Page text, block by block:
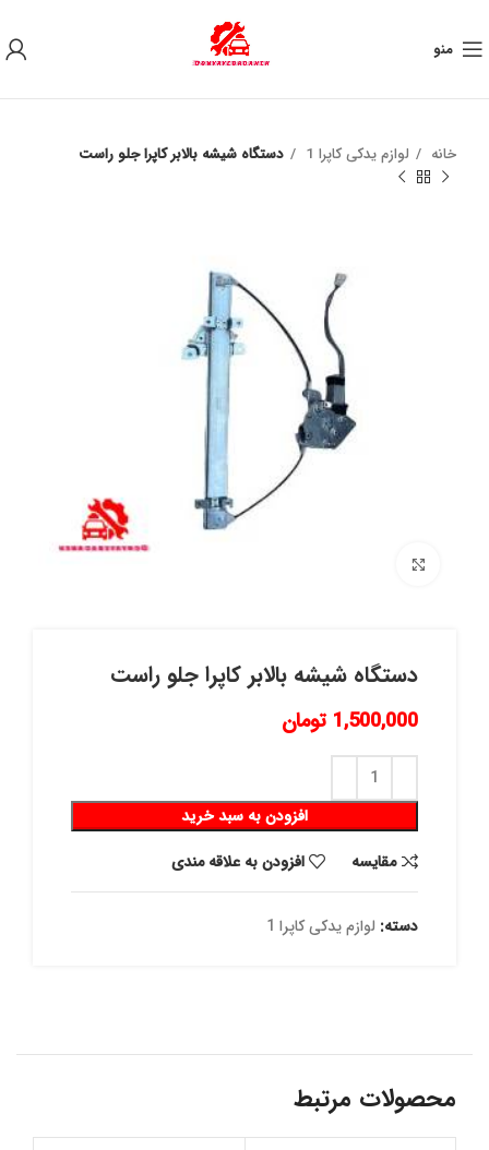
منو
خانه لوازم یدکی کاپرا 1 دستگاه شیشه بالابر کاپرا جلو راست
دستگاه شیشه بالابر کاپرا جلو راست
1,500,000 تومان
افزودن به سبد خرید
مقايسه
افزودن به علاقه مندی
دسته: لوازم یدکی کاپرا 1
محصولات مرتبط
به علت نوسان ارز ، لطفا قبل از خرید تماس بگیرید.